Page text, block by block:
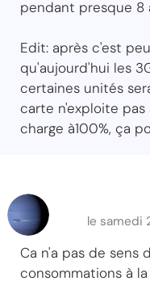
pendant presque 8
Edit: après c'est
qu'aujourd'hui les
certaines unités
carte n'exploite
charge à100%, ça
le samedi
Ca n'a pas de sens
consommations à